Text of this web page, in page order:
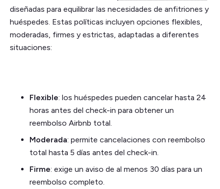
diseñadas para equilibrar las necesidades de anfitriones y
huéspedes. Estas políticas incluyen opciones flexibles,
moderadas, firmes y estrictas, adaptadas a diferentes
situaciones:
Flexible: los huéspedes pueden cancelar hasta 24
horas antes del check-in para obtener un
reembolso Airbnb total.
Moderada: permite cancelaciones con reembolso
total hasta 5 días antes del check-in.
Firme: exige un aviso de al menos 30 días para un
reembolso completo.